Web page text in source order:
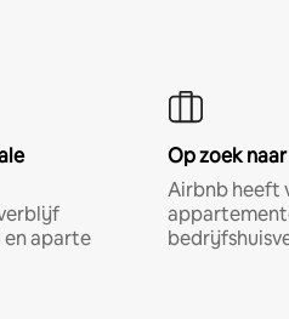
aparte
Op zoek
Airbnb heeft